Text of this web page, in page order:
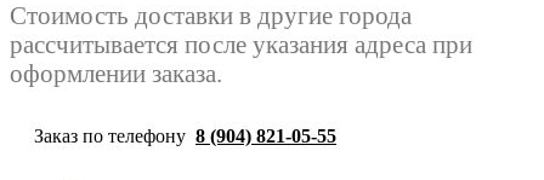
Стоимость доставки в другие города
рассчитывается после указания адреса при
оформлении заказа.
Заказ по телефону 8 (904) 821-05-55